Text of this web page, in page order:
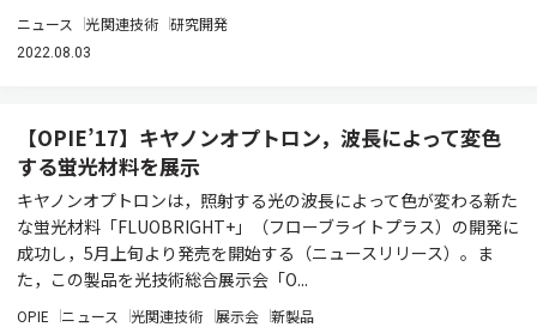
ニュース 光関連技術 研究開発
2022.08.03
【OPIE’17】キヤノンオプトロン，波長によって変色
する蛍光材料を展示
キヤノンオプトロンは，照射する光の波長によって色が変わる新た
な蛍光材料「FLUOBRIGHT+」（フローブライトプラス）の開発に
成功し，5月上旬より発売を開始する（ニュースリリース）。ま
た，この製品を光技術総合展示会「O...
OPIE ニュース 光関連技術 展示会 新製品